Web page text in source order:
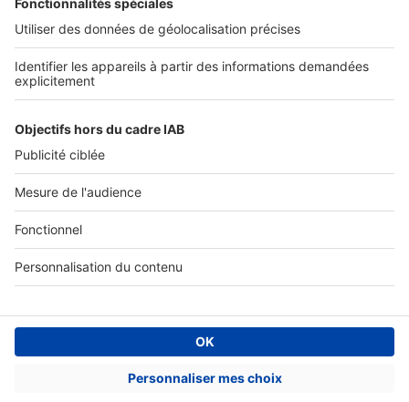
Accès client
Informations légales
Politique Générale de Protection des Données
Charte éditeur
Paramétrer mes cookies
Digital Classifieds France SAS © 2024 - all rights